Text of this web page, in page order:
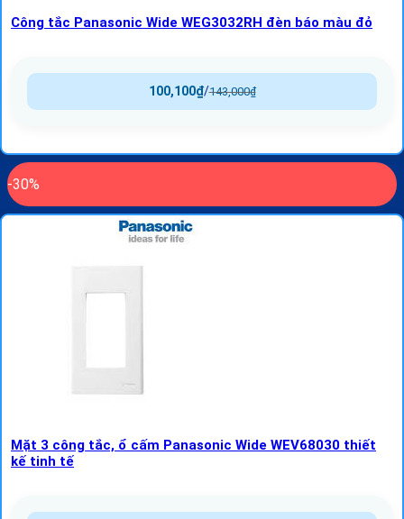
Công tắc Panasonic Wide WEG3032RH đèn báo màu đỏ
143,000₫
/
100,100₫
-30%
Mặt 3 công tắc, ổ cấm Panasonic Wide WEV68030 thiết
kế tinh tế